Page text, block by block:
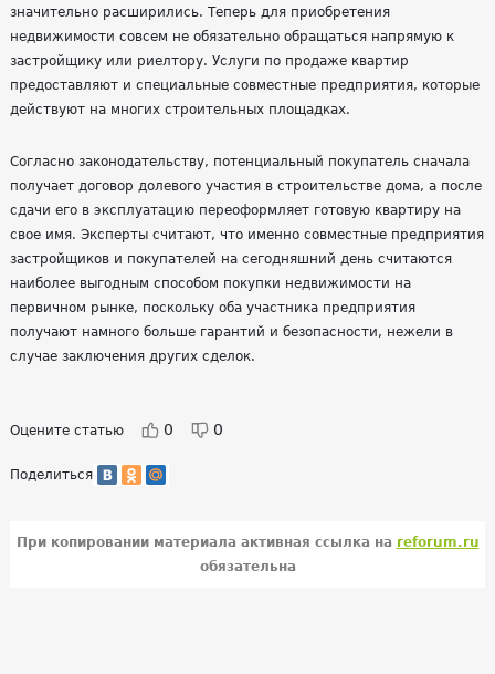
значительно расширились. Теперь для приобретения
недвижимости совсем не обязательно обращаться напрямую к
застройщику или риелтору. Услуги по продаже квартир
предоставляют и специальные совместные предприятия, которые
действуют на многих строительных площадках.
Согласно законодательству, потенциальный покупатель сначала
получает договор долевого участия в строительстве дома, а после
сдачи его в эксплуатацию переоформляет готовую квартиру на
свое имя. Эксперты считают, что именно совместные предприятия
застройщиков и покупателей на сегодняшний день считаются
наиболее выгодным способом покупки недвижимости на
первичном рынке, поскольку оба участника предприятия
получают намного больше гарантий и безопасности, нежели в
случае заключения других сделок.
Оцените статью 0 0
Поделиться
При копировании материала активная ссылка на reforum.ru
обязательна